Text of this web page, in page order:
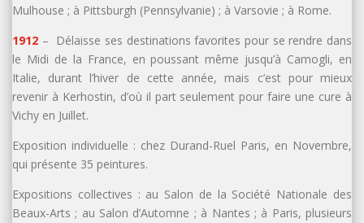
Mulhouse ; à Pittsburgh (Pennsylvanie) ; à Varsovie ; à Rome.
1912 – Délaisse ses destinations favorites pour se rendre dans
le Midi de la France, en poussant même jusqu’à Camogli, en
Italie, durant l’hiver de cette année, mais c’est pour mieux
revenir à Kerhostin, d’où il part seulement pour faire une cure à
Vichy en Juillet.
Exposition individuelle : chez Durand-Ruel Paris, en Novembre,
qui présente 35 peintures.
Expositions collectives : au Salon de la Société Nationale des
Beaux-Arts ; au Salon d’Automne ; à Nantes ; à Paris, plusieurs